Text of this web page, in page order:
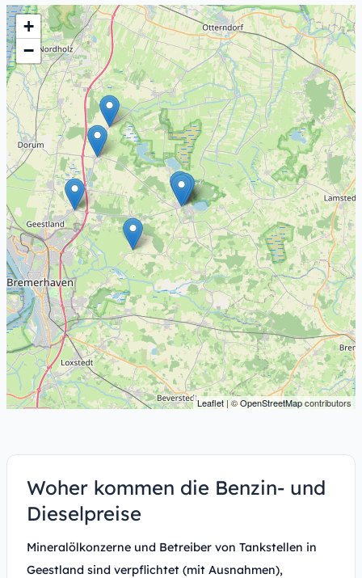
+
−
Leaflet | ©OpenStreetMapcontributors
Woher kommen die Benzin- und
Dieselpreise
Mineralölkonzerne und Betreiber von Tankstellen in
Geestland sind verpflichtet (mit Ausnahmen),